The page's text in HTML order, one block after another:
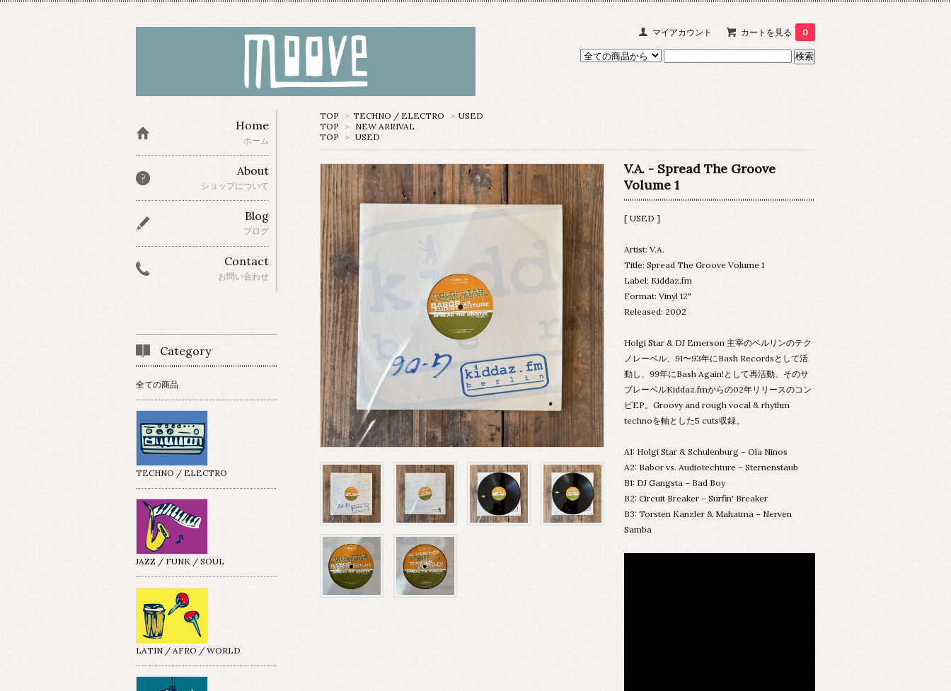
マイアカウント カートを見る 0
TOP > TECHNO / ELECTRO > USED
TOP
> NEW ARRIVAL
TOP
> USED
V.A. - Spread The Groove
Volume 1
[ USED ]
Artist: V.A.
Title: Spread The Groove Volume 1
Label: Kiddaz.fm
Format: Vinyl 12"
Released: 2002
Holgi Star & DJ Emerson 主宰のベルリンのテク
ノレーベル、91〜93年にBash Recordsとして活
動し、99年にBash Again!として再活動、そのサ
ブレーベルKiddaz.fmからの02年リリースのコン
ピEP。Groovy and rough vocal & rhythm
technoを軸とした5 cuts収録。
A1: Holgi Star & Schulenburg – Ola Ninos
A2: Babor vs. Audiotechture – Sternenstaub
B1: DJ Gangsta – Bad Boy
B2: Circuit Breaker – Surfin' Breaker
B3: Torsten Kanzler & Mahatma – Nerven
Samba
Home
ホーム
About
ショップについて
Blog
ブログ
Contact
お問い合わせ
Category
全ての商品
TECHNO / ELECTRO
JAZZ / FUNK / SOUL
LATIN / AFRO / WORLD